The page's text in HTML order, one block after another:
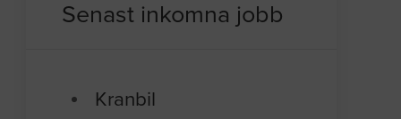
Senast inkomna jobb
Kranbil